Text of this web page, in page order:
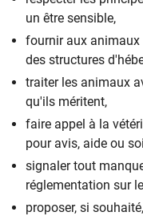
un être sensible,
fournir aux animaux
des structures
traiter les animaux
qu'ils méritent,
faire appel à la
pour avis, aide ou
signaler tout
réglementation sur
proposer, si